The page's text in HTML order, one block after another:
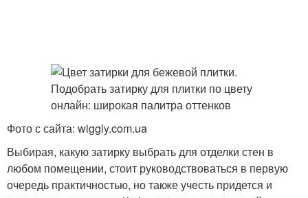
Фото с сайта: wiggly.com.ua
Выбирая, какую затирку выбрать для отделки стен в
любом помещении, стоит руководствоваться в первую
очередь практичностью, но также учесть придется и